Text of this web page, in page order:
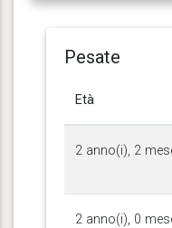
Pesate
Età
2 anno(i), 2
2 anno(i), 0